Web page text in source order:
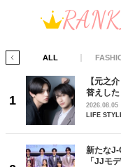
ALL
【元之
替えし
どうやら
送記念
2026.08.05
LIFE
新たなJ-
「JJモ